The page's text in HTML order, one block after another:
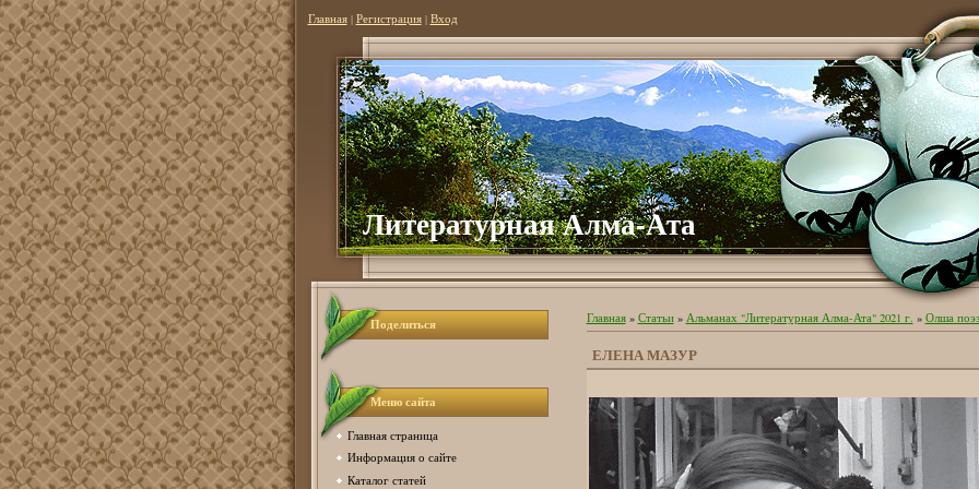
Главная| Регистрация| Вход
Литературная Алма-Ата
Поделиться
Меню сайта
Главная страница
Информация о сайте
Каталог статей
Главная» Статьи» Альманах "Литературная Алма-Ата" 2021 г. » Олша
ЕЛЕНА МАЗУР